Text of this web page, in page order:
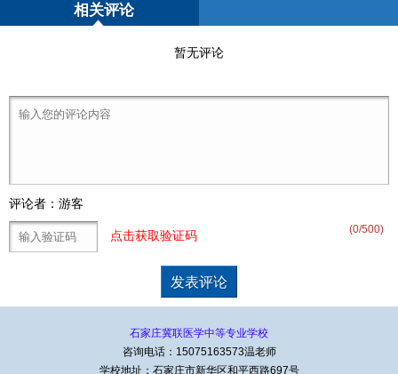
相关评论
暂无评论
评论者：游客
(0/500)
点击获取验证码
石家庄冀联医学中等专业学校
咨询电话：15075163573温老师
学校地址：石家庄市新华区和平西路697号